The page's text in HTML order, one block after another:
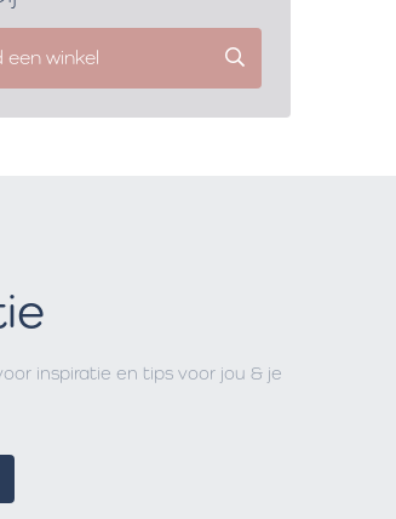
een winkel
inspiratie en tips voor jou & je